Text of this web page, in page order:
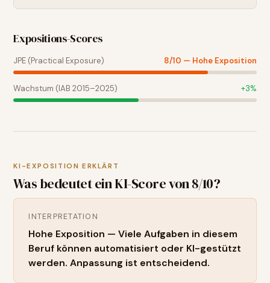
Expositions-Scores
JPE (Practical Exposure) 8/10 — Hohe Exposition
Wachstum (IAB 2015–2025) +3%
KI-EXPOSITION ERKLÄRT
Was bedeutet ein KI-Score von8/10?
INTERPRETATION
Hohe Exposition — Viele Aufgaben in diesem
Beruf können automatisiert oder KI-gestützt
werden. Anpassung ist entscheidend.